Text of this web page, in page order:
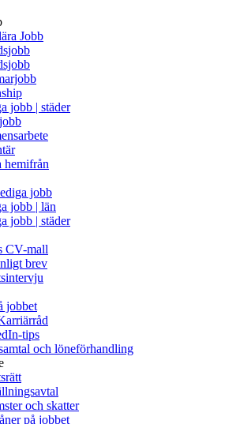
Jobb
jobb | städer
hemifrån
jobb
jobb | län
jobb | städer
CV-mall
brev
jobbet
tips
och löneförhandling
och skatter
på jobbet